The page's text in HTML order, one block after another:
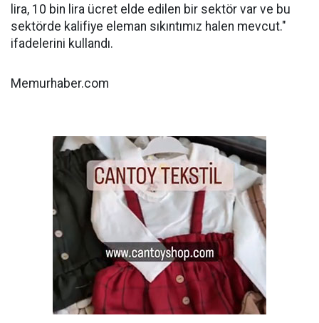
lira, 10 bin lira ücret elde edilen bir sektör var ve bu
sektörde kalifiye eleman sıkıntımız halen mevcut."
ifadelerini kullandı.
Memurhaber.com